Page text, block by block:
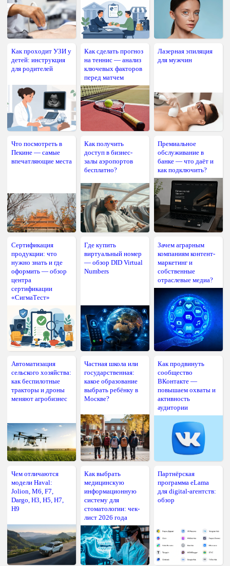
Как проходит УЗИ у
детей: инструкция
для родителей
Как сделать прогноз
на теннис — анализ
ключевых факторов
перед матчем
Лазерная эпиляция
для мужчин
Что посмотреть в
Пекине — самые
впечатляющие места
Как получить
доступ в бизнес-
залы аэропортов
бесплатно?
Премиальное
обслуживание в
банке — что даёт и
как подключить?
Сертификация
продукции: что
нужно знать и где
оформить — обзор
центра
сертификации
«СигмаТест»
Где купить
виртуальный номер
— обзор DID Virtual
Numbers
Зачем аграрным
компаниям контент-
маркетинг и
собственные
отраслевые медиа?
Автоматизация
сельского хозяйства:
как беспилотные
тракторы и дроны
меняют агробизнес
Частная школа или
государственная:
какое образование
выбрать ребёнку в
Москве?
Как продвинуть
сообщество
ВКонтакте —
повышаем охваты и
активность
аудитории
Чем отличаются
модели Haval:
Jolion, M6, F7,
Dargo, H3, H5, H7,
H9
Как выбрать
медицинскую
информационную
систему для
стоматологии: чек-
лист 2026 года
Партнёрская
программа eLama
для digital-агентств:
обзор